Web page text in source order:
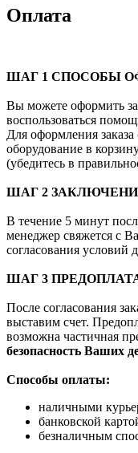
Оплата
ШАГ 1 СПОСОБЫ
Вы можете оформить
воспользоваться
Для оформления
оборудование в
(убедитесь в
ШАГ 2
В течение 5 минут
менеджер свяжется с
согласования условий
ШАГ 3
После согласования
выставим счет.
возможна частичная
безопасность Ваших
Способы оплаты:
наличными
банковской
безналичным